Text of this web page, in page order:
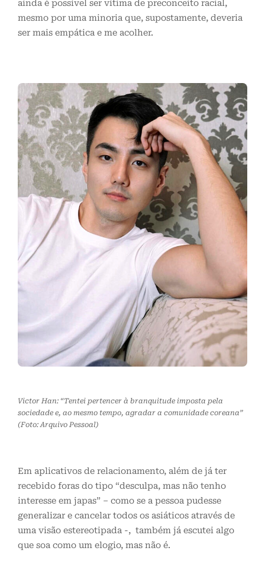
ainda é possível ser vítima de preconceito racial,
mesmo por uma minoria que, supostamente, deveria
ser mais empática e me acolher.
Victor Han: “Tentei pertencer à branquitude imposta pela
sociedade e, ao mesmo tempo, agradar a comunidade coreana”
(Foto: Arquivo Pessoal)
Em aplicativos de relacionamento, além de já ter
recebido foras do tipo “desculpa, mas não tenho
interesse em japas” – como se a pessoa pudesse
generalizar e cancelar todos os asiáticos através de
uma visão estereotipada -, também já escutei algo
que soa como um elogio, mas não é.